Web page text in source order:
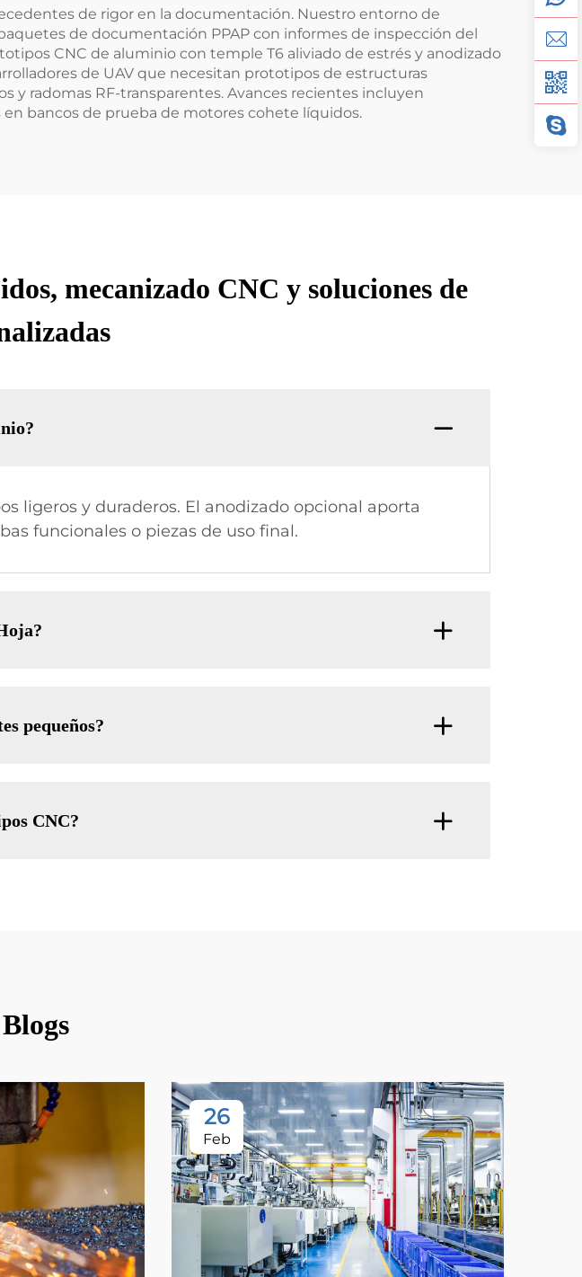
de rigor en la documentación. Nuestro entorno de
de documentación PPAP con informes de inspección del
CNC de aluminio con temple T6 aliviado de estrés y anodizado
de UAV que necesitan prototipos de estructuras
y radomas RF-transparentes. Avances recientes incluyen
bancos de prueba de motores cohete líquidos.
mecanizado CNC y soluciones de
ligeros y duraderos. El anodizado opcional aporta
funcionales o piezas de uso final.
pequeños?
CNC?
26
Feb